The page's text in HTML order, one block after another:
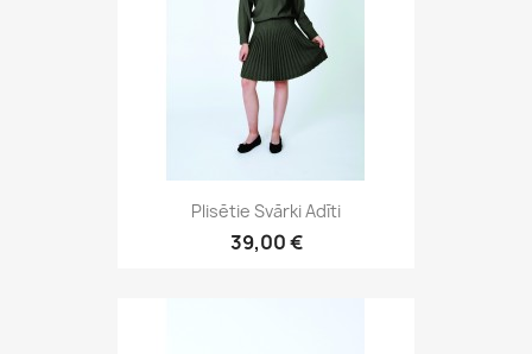
Plisētie Svārki Adīti
39,00 €